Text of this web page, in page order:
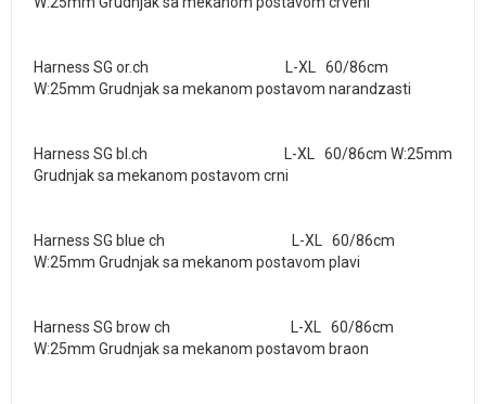
Harness SG or.ch L-XL 60/86cm
W:25mm Grudnjak sa mekanom postavom narandzasti
Harness SG bl.ch L-XL 60/86cm W:25mm
Grudnjak sa mekanom postavom crni
Harness SG blue ch L-XL 60/86cm
W:25mm Grudnjak sa mekanom postavom plavi
Harness SG brow ch L-XL 60/86cm
W:25mm Grudnjak sa mekanom postavom braon